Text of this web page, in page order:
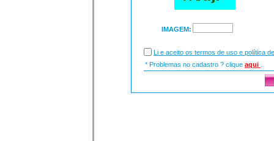
IMAGEM:
Li e aceito os termos de uso e política
* Problemas no cadastro ? clique aqui